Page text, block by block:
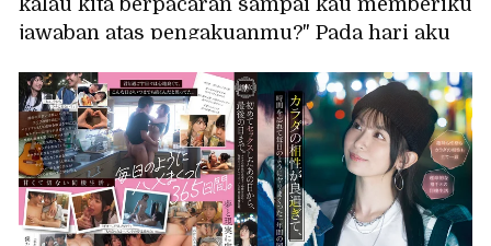
kalau kita berpacaran sampai kau memberiku
jawaban atas pengakuanmu?" Pada hari aku
selalu kusukai, seorang teman perempuan
dari universitas menyatakan perasaannya
padaku... Aku begitu terpikat padanya
sehingga aku lupa tentang gadis yang
kusukai, dan kami berhubungan seks
berulang kali. Otonashi Suzu